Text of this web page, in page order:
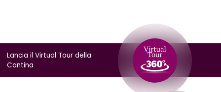
Lancia il Virtual Tour della
Cantina